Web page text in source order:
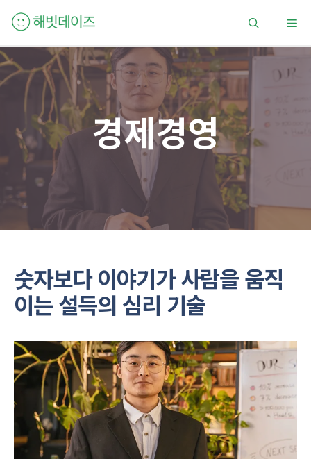
로
건
메
경제경영
숫자보다 이야기가 사람을 움직
이는 설득의 심리 기술